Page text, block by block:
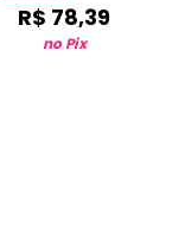
R$ 78,39
no Pix